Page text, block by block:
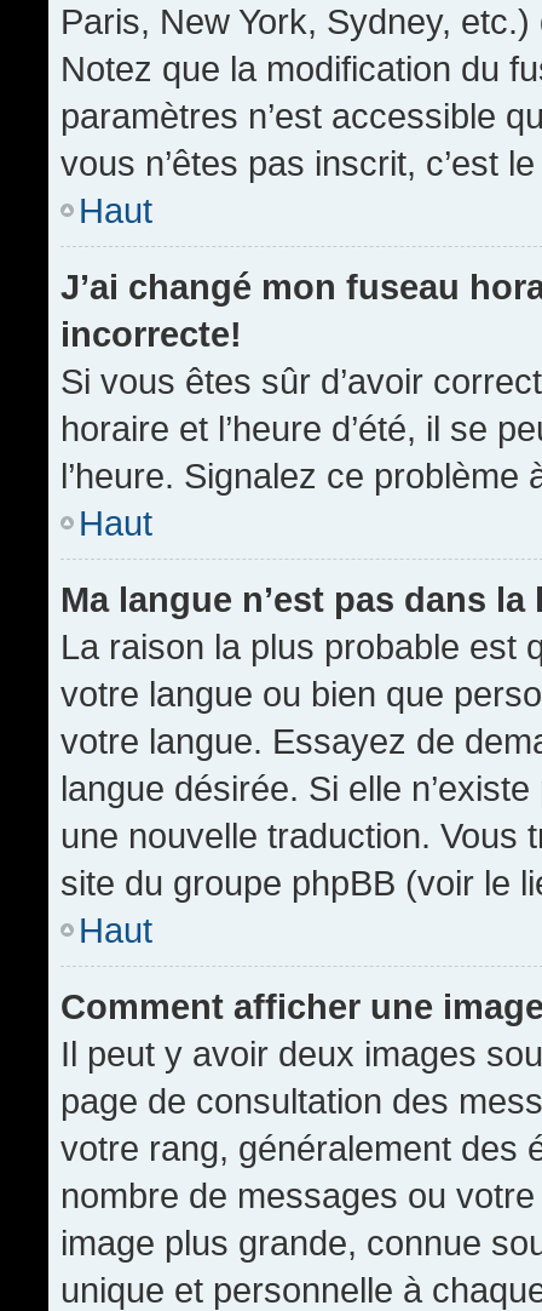
Paris, New York, Sydney,
Notez que la modification du
paramètres n’est accessible
vous n’êtes pas inscrit, c’est
Haut
J’ai changé mon fuseau
incorrecte!
Si vous êtes sûr d’avoir
horaire et l’heure d’été, il se
l’heure. Signalez ce problème
Haut
Ma langue n’est pas dans la
La raison la plus probable est
votre langue ou bien que
votre langue. Essayez de
langue désirée. Si elle
une nouvelle traduction. Vous
site du groupe phpBB (voir le
Haut
Comment afficher une
Il peut y avoir deux images
page de consultation des
votre rang, généralement des
nombre de messages ou
image plus grande, connue
unique et personnelle à